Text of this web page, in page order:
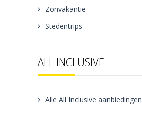
Zonvakantie
Stedentrips
ALL INCLUSIVE
Alle All Inclusive aanbiedingen